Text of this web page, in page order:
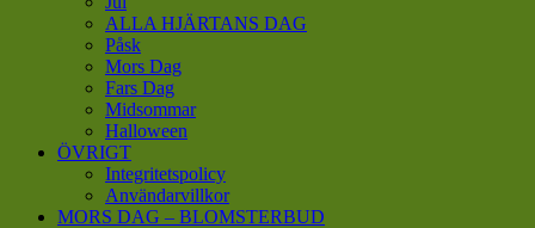
ALLA HJÄRTANS DAG
Påsk
Mors Dag
Fars Dag
Midsommar
Halloween
ÖVRIGT
Integritetspolicy
Användarvillkor
MORS DAG – BLOMSTERBUD